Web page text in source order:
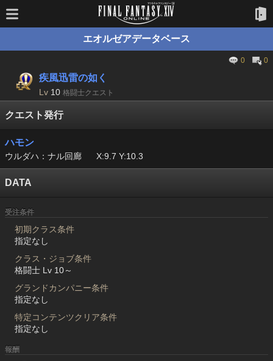
エオルゼアデータベース
0 0
疾風迅雷の如く
Lv 10 格闘士クエスト
クエスト発行
ハモン
ウルダハ：ナル回廊 X:9.7 Y:10.3
DATA
受注条件
初期クラス条件
指定なし
クラス・ジョブ条件
格闘士 Lv 10～
グランドカンパニー条件
指定なし
特定コンテンツクリア条件
指定なし
報酬